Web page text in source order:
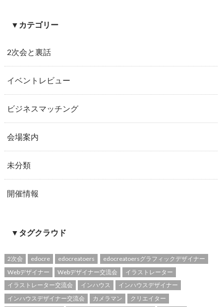
▼カテゴリー
2次会と裏話
イベントレビュー
ビジネスマッチング
会場案内
未分類
開催情報
▼タグクラウド
2次会 edocre edocreatoers
edocreatoersグラフィックデザイナー
Webデザイナー
Webデザイナー交流会
イラストレーター
イラストレーター交流会
インハウス
インハウスデザイナー
インハウスデザイナー交流会
カメラマン
クリエイター